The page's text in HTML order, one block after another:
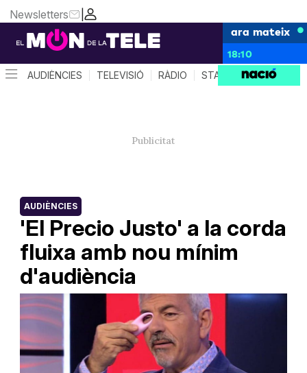
|
Newsletters
ara mateix
18:10
AUDIÈNCIES TELEVISIÓ RÀDIO STAR SYSTEM
'El Precio Justo' a la corda
fluixa amb nou mínim
d'audiència
AUDIÈNCIES